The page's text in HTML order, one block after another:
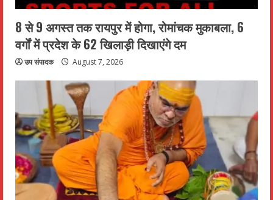
8 से 9 अगस्त तक रायपुर में होगा, रोमांचक मुकाबला, 6
वर्गों में प्रदेश के 62 खिलाड़ी दिखाएंगे दम
उप संपादक August 7, 2026